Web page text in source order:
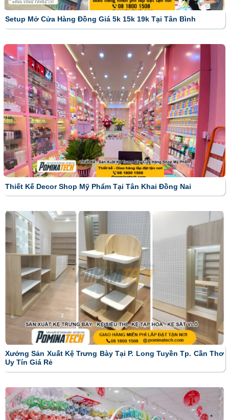
Setup Mở Cửa Hàng Đồng Giá 5k 15k 19k Tại Tân Bình
Thiết Kế Decor Shop Mỹ Phẩm Tại Tân Khai Đồng Nai
Xưởng Sản Xuất Kệ Trưng Bày Tại P. Long Tuyền Tp. Cần Thơ
Uy Tín Giá Rẻ